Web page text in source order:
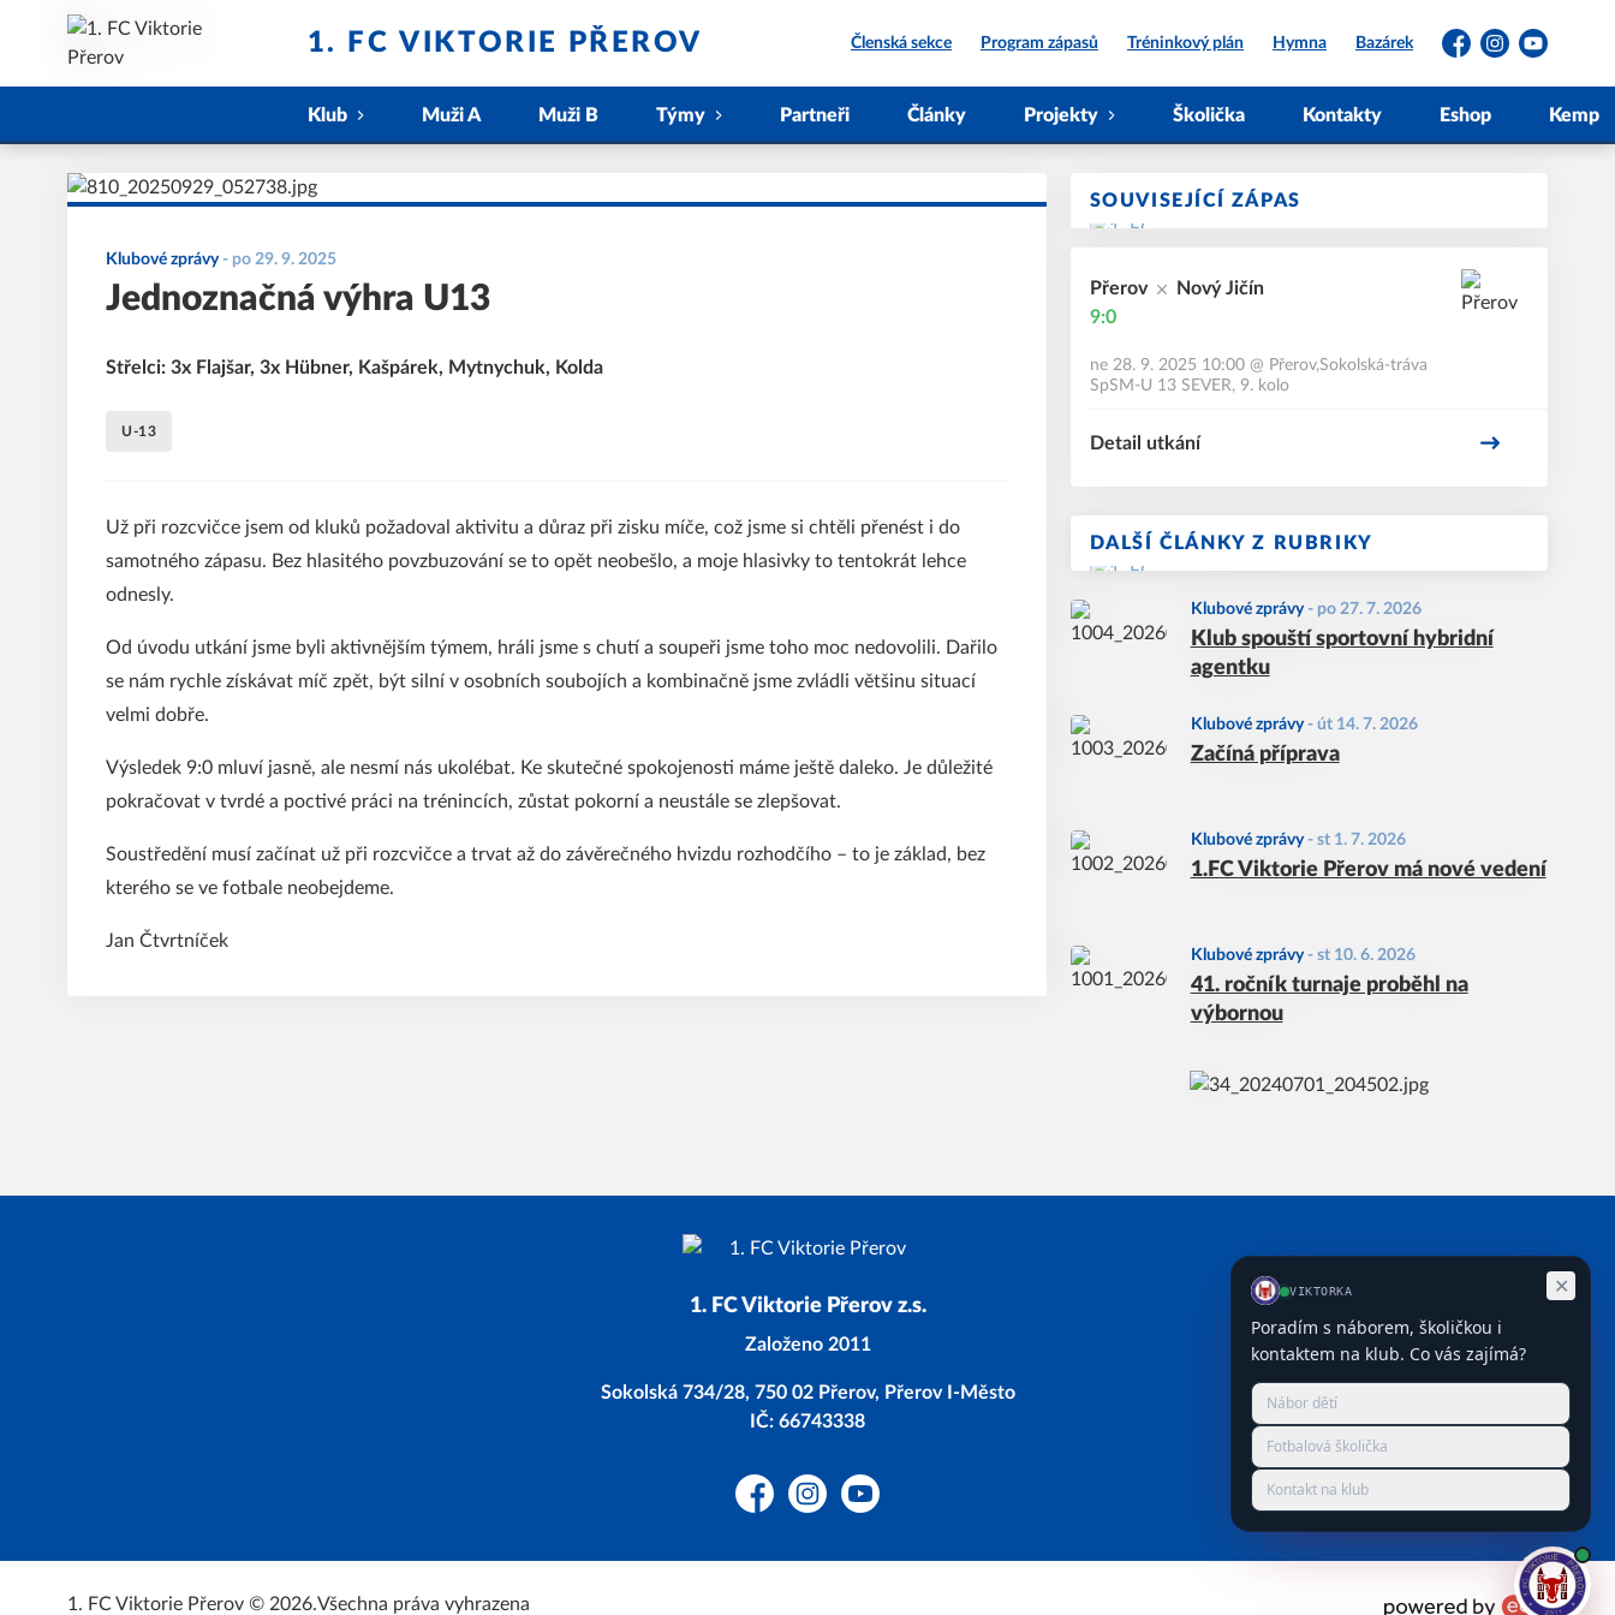
1. FC VIKTORIE PŘEROV Členská sekce Program zápasů Tréninkový plán Hymna Bazárek
FacebookInstagramYouTube
Klub Muži A Muži B Týmy Partneři Články Projekty Školička Kontakty Eshop Kemp
SOUVISEJÍCÍ ZÁPAS
Přerov
Nový Jičín
9:0
ne 28. 9. 2025 10:00@ Přerov,Sokolská-tráva
SpSM-U 13 SEVER, 9. kolo
Detail utkání
DALŠÍ ČLÁNKY Z RUBRIKY
Klubové zprávy- po 27. 7. 2026
Klub spouští sportovní hybridní
agentku
Klubové zprávy- út 14. 7. 2026
Začíná příprava
Klubové zprávy- st 1. 7. 2026
1.FC Viktorie Přerov má nové vedení
Klubové zprávy- st 10. 6. 2026
41. ročník turnaje proběhl na
výbornou
Klubové zprávy- po 29. 9. 2025
Jednoznačná výhra U13
Střelci: 3x Flajšar, 3x Hübner, Kašpárek, Mytnychuk, Kolda
U-13
Už při rozcvičce jsem od kluků požadoval aktivitu a důraz při zisku míče, což jsme si chtěli přenést i do
samotného zápasu. Bez hlasitého povzbuzování se to opět neobešlo, a moje hlasivky to tentokrát lehce
odnesly.
Od úvodu utkání jsme byli aktivnějším týmem, hráli jsme s chutí a soupeři jsme toho moc nedovolili. Dařilo
se nám rychle získávat míč zpět, být silní v osobních soubojích a kombinačně jsme zvládli většinu situací
velmi dobře.
Výsledek 9:0 mluví jasně, ale nesmí nás ukolébat. Ke skutečné spokojenosti máme ještě daleko. Je důležité
pokračovat v tvrdé a poctivé práci na trénincích, zůstat pokorní a neustále se zlepšovat.
Soustředění musí začínat už při rozcvičce a trvat až do závěrečného hvizdu rozhodčího – to je základ, bez
kterého se ve fotbale neobejdeme.
Jan Čtvrtníček
1. FC Viktorie Přerov z.s.
Založeno 2011
Sokolská 734/28, 750 02 Přerov, Přerov I-Město
IČ: 66743338
FacebookInstagramYouTube
1. FC Viktorie Přerov © 2026.Všechna práva vyhrazena